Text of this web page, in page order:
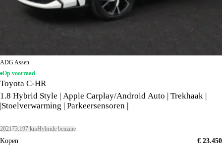
ADG Assen
Op voorraad
Toyota C-HR
1.8 Hybrid Style | Apple Carplay/Android Auto | Trekhaak |
|Stoelverwarming | Parkeersensoren |
202173.197 kmHybride benzine
Kopen
€ 23.450